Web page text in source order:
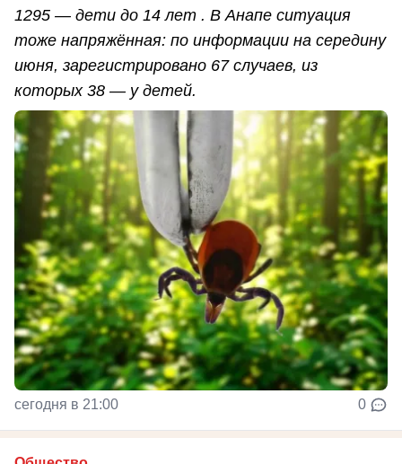
1295 — дети до 14 лет . В Анапе ситуация
тоже напряжённая: по информации на середину
июня, зарегистрировано 67 случаев, из
которых 38 — у детей.
сегодня в 21:00 0